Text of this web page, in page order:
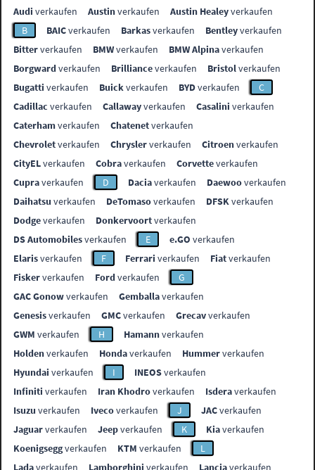
Audi verkaufen Austinverkaufen Austin Healeyverkaufen
B
BAICverkaufen Barkasverkaufen Bentleyverkaufen
Bitterverkaufen BMWverkaufen BMW Alpinaverkaufen
Borgwardverkaufen Brillianceverkaufen Bristolverkaufen
Bugatti verkaufen Buickverkaufen BYDverkaufen
C
Cadillac verkaufen Callawayverkaufen Casalini verkaufen
Caterhamverkaufen Chatenetverkaufen
Chevroletverkaufen Chryslerverkaufen Citroenverkaufen
CityELverkaufen Cobraverkaufen Corvetteverkaufen
Cupraverkaufen D Daciaverkaufen Daewooverkaufen
Daihatsu verkaufen DeTomasoverkaufen DFSKverkaufen
Dodgeverkaufen Donkervoortverkaufen
DS Automobilesverkaufen E e.GO verkaufen
Elarisverkaufen F Ferrari verkaufen Fiatverkaufen
Fiskerverkaufen Fordverkaufen
G
GAC Gonowverkaufen Gemballaverkaufen
Genesisverkaufen GMCverkaufen Grecavverkaufen
GWM verkaufen H Hamannverkaufen
Holdenverkaufen Hondaverkaufen Hummerverkaufen
Hyundai verkaufen I INEOSverkaufen
Infiniti verkaufen Iran Khodroverkaufen Isderaverkaufen
Isuzu verkaufen Ivecoverkaufen J JACverkaufen
Jaguarverkaufen Jeepverkaufen K Kiaverkaufen
Koenigseggverkaufen KTM verkaufen
L
Ladaverkaufen Lamborghini verkaufen Lanciaverkaufen